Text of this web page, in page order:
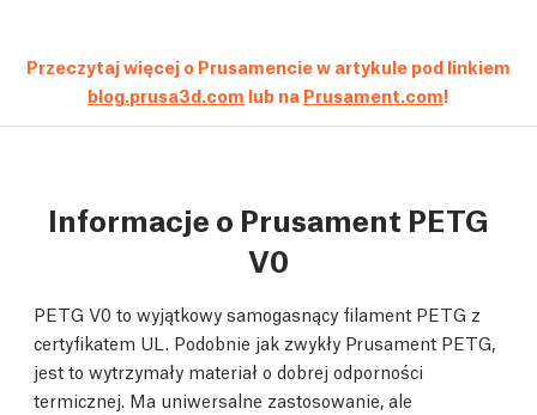
Przeczytaj więcej o Prusamencie w artykule pod linkiem
blog.prusa3d.com lub na Prusament.com!
Informacje o Prusament PETG
V0
PETG V0 to wyjątkowy samogasnący filament PETG z
certyfikatem UL. Podobnie jak zwykły Prusament PETG,
jest to wytrzymały materiał o dobrej odporności
termicznej. Ma uniwersalne zastosowanie, ale